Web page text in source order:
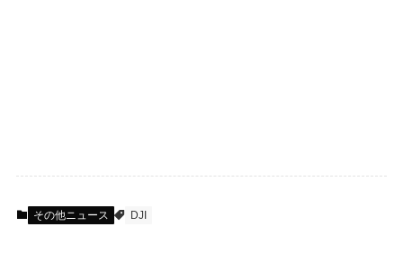
その他ニュース DJI